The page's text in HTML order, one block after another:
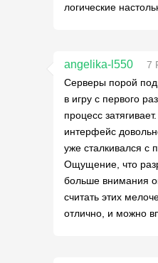
логические
angelika-l550
7
Серверы порой
в игру с первого
процесс
интерфейс
уже сталкивался с
Ощущение, что
больше внимания
считать этих
отлично, и можно